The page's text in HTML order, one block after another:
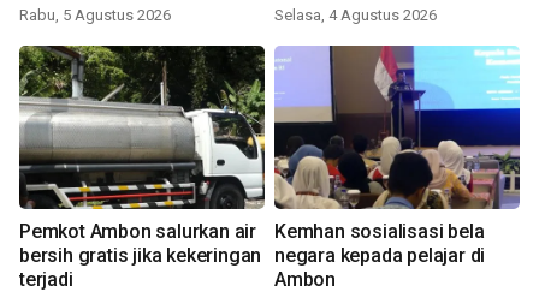
Rabu, 5 Agustus 2026 Selasa, 4 Agustus 2026
Pemkot Ambon salurkan air
bersih gratis jika kekeringan
terjadi
Kemhan sosialisasi bela
negara kepada pelajar di
Ambon